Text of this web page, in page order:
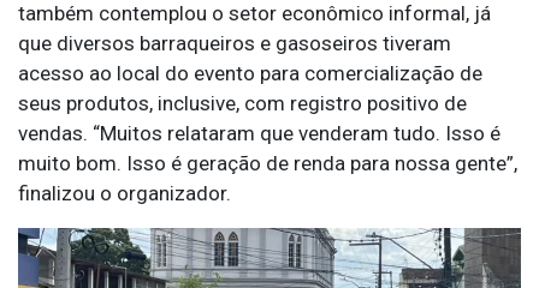
também contemplou o setor econômico informal, já
que diversos barraqueiros e gasoseiros tiveram
acesso ao local do evento para comercialização de
seus produtos, inclusive, com registro positivo de
vendas. “Muitos relataram que venderam tudo. Isso é
muito bom. Isso é geração de renda para nossa gente”,
finalizou o organizador.